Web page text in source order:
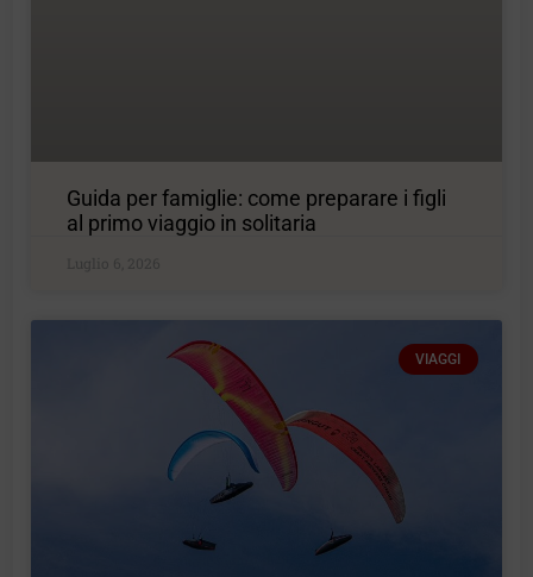
Guida per famiglie: come preparare i figli
al primo viaggio in solitaria
Luglio 6, 2026
VIAGGI